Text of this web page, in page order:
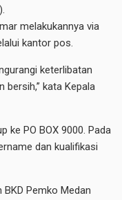
melakukannya via
kantor pos.
keterlibatan
bersih,” kata Kepala
ke PO BOX 9000. Pada
dan kualifikasi
Pemko Medan